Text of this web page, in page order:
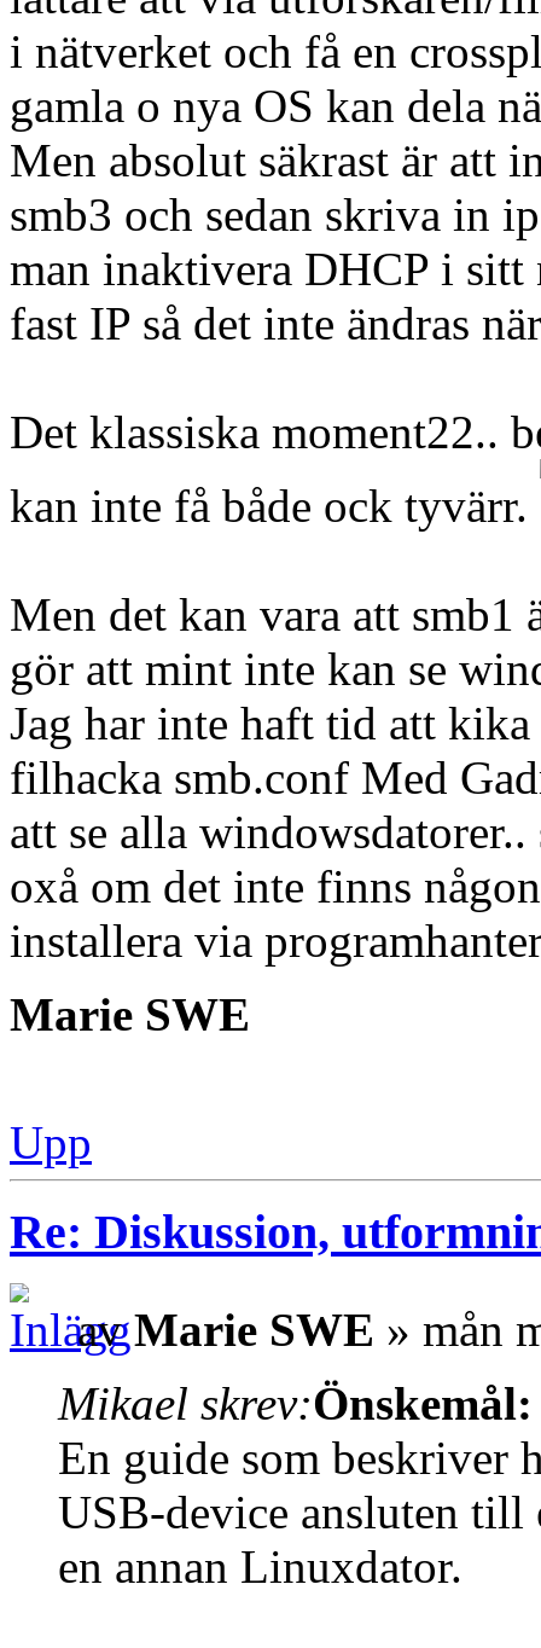
i nätverket och få en
gamla o nya OS kan dela
Men absolut säkrast är att
smb3 och sedan skriva in
man inaktivera DHCP i
fast IP så det inte ändras
Det klassiska moment22..
kan inte få både ock tyvärr.
Men det kan vara att
gör att mint inte kan se
Jag har inte haft tid att
filhacka smb.conf Med
att se alla
oxå om det inte finns
installera via
Marie SWE
Upp
Re: Diskussion,
avMarie SWE » mån
Mikael skrev:Önskemål:
En guide som beskriver
USB-device ansluten
en annan Linuxdator.